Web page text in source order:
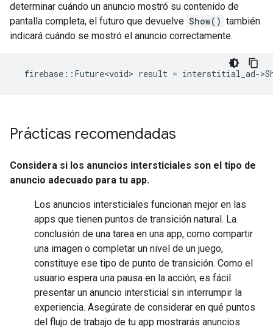
determinar cuándo un anuncio mostró su contenido de
pantalla completa, el futuro que devuelve Show() también
indicará cuándo se mostró el anuncio correctamente.
firebase :: Future<void> result = interstitial_ad->
Prácticas recomendadas
Considera si los anuncios intersticiales son el tipo de
anuncio adecuado para tu app.
Los anuncios intersticiales funcionan mejor en las
apps que tienen puntos de transición natural. La
conclusión de una tarea en una app, como compartir
una imagen o completar un nivel de un juego,
constituye ese tipo de punto de transición. Como el
usuario espera una pausa en la acción, es fácil
presentar un anuncio intersticial sin interrumpir la
experiencia. Asegúrate de considerar en qué puntos
del flujo de trabajo de tu app mostrarás anuncios